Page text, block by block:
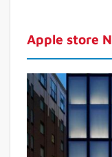
Apple store